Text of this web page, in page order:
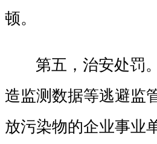
顿。
第五，治安处罚
造监测数据等逃避监
放污染物的企业事业